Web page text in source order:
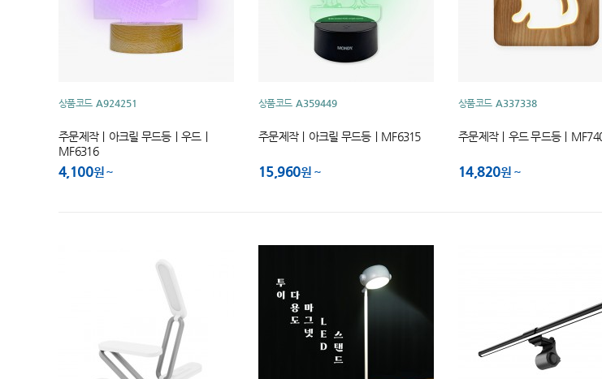
상품코드 A924251
주문제작｜아크릴 무드등｜우드｜
MF6316
4,100원
상품코드 A359449
주문제작｜아크릴 무드등｜MF6315
15,960원
상품코드 A337338
주문제작｜우드 무드등｜
14,820원